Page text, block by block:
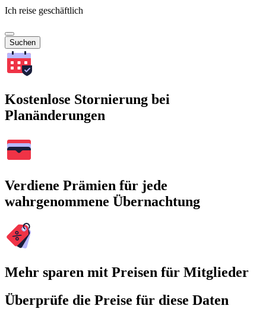
Ich reise geschäftlich
Suchen
Kostenlose Stornierung bei
Planänderungen
Verdiene Prämien für jede
wahrgenommene Übernachtung
Mehr sparen mit Preisen für Mitglieder
Überprüfe die Preise für diese Daten